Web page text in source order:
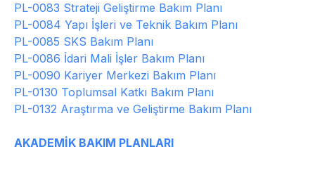
PL-0083 Strateji Geliştirme Bakım Planı
PL-0084 Yapı İşleri ve Teknik Bakım Planı
PL-0085 SKS Bakım Planı
PL-0086 İdari Mali İşler Bakım Planı
PL-0090 Kariyer Merkezi Bakım Planı
PL-0130 Toplumsal Katkı Bakım Planı
PL-0132 Araştırma ve Geliştirme Bakım Planı
AKADEMİK BAKIM PLANLARI